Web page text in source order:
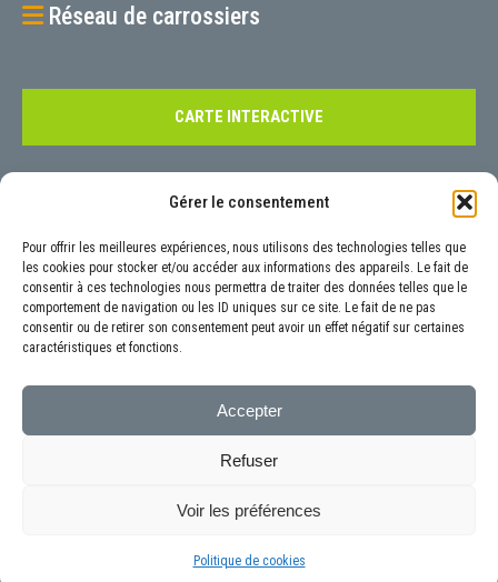
Gérer le consentement
Pour offrir les meilleures expériences, nous utilisons des technologies telles que
les cookies pour stocker et/ou accéder aux informations des appareils. Le fait de
consentir à ces technologies nous permettra de traiter des données telles que le
comportement de navigation ou les ID uniques sur ce site. Le fait de ne pas
consentir ou de retirer son consentement peut avoir un effet négatif sur certaines
caractéristiques et fonctions.
Accepter
Refuser
Voir les préférences
Politique de cookies
Réseau de carrossiers
CARTE INTERACTIVE
Pour tout renseignement, nous vous invitons à nous contacter à l’aide
de notreformulaireprévu à cet effet ou aux coordonnées précisées ci-
dessous :
6 Rue Luigi Galvani, 92160 Antony
01.40.96.19.65
parZ-INDEX